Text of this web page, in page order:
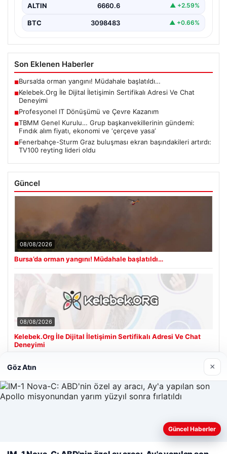
ALTIN 6660.6 ▲ +2.59%
BTC 3098483 ▲ +0.66%
Son Eklenen Haberler
■Bursa’da orman yangını! Müdahale başlatıldı…
■Kelebek.Org İle Dijital İletişimin Sertifikalı Adresi Ve Chat
Deneyimi
■Profesyonel IT Dönüşümü ve Çevre Kazanım
■TBMM Genel Kurulu… Grup başkanvekillerinin gündemi:
Fındık alım fiyatı, ekonomi ve ‘çerçeve yasa’
■Fenerbahçe-Sturm Graz buluşması ekran başındakileri artırdı:
TV100 reyting lideri oldu
Güncel
08/08/2026
Bursa’da orman yangını! Müdahale başlatıldı…
08/08/2026
Kelebek.Org İle Dijital İletişimin Sertifikalı Adresi Ve Chat
Deneyimi
Son Eklenen Firmalar
Web sitemizi nasıl kullandığınızı daha iyi anlayabilmek,
Göz Atın ×
Güncel Haberler